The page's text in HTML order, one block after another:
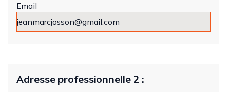
Email
Adresse professionnelle 2 :